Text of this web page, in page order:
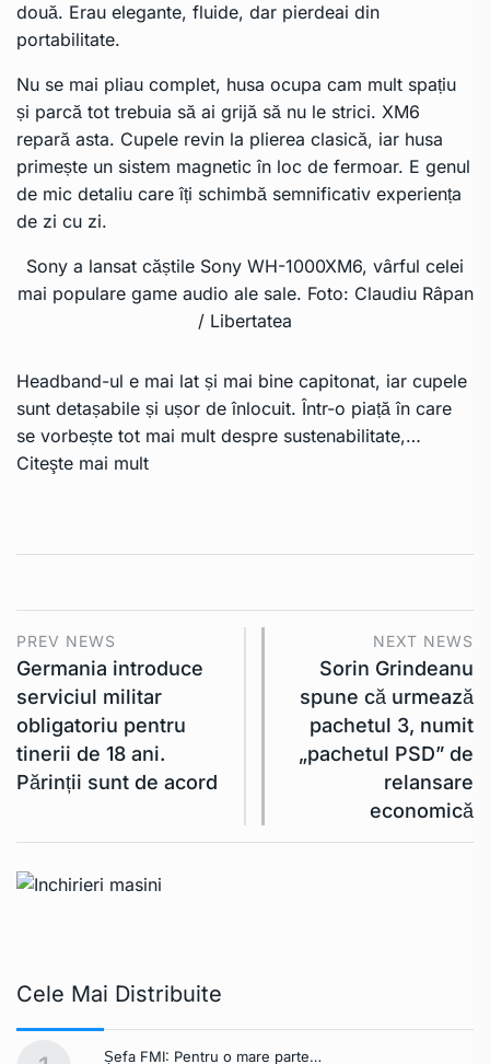
două. Erau elegante, fluide, dar pierdeai din
portabilitate.
Nu se mai pliau complet, husa ocupa cam mult spațiu
și parcă tot trebuia să ai grijă să nu le strici. XM6
repară asta. Cupele revin la plierea clasică, iar husa
primește un sistem magnetic în loc de fermoar. E genul
de mic detaliu care îți schimbă semnificativ experiența
de zi cu zi.
Sony a lansat căștile Sony WH-1000XM6, vârful celei
mai populare game audio ale sale. Foto: Claudiu Râpan
/ Libertatea
Headband-ul e mai lat și mai bine capitonat, iar cupele
sunt detașabile și ușor de înlocuit. Într-o piață în care
se vorbește tot mai mult despre sustenabilitate,…
Citeşte mai mult
PREV NEWS
Germania introduce
serviciul militar
obligatoriu pentru
tinerii de 18 ani.
Părinții sunt de acord
NEXT NEWS
Sorin Grindeanu
spune că urmează
pachetul 3, numit
„pachetul PSD” de
relansare
economică
Cele Mai Distribuite
Șefa FMI: Pentru o mare parte…